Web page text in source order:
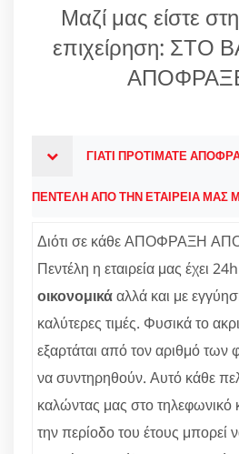
Μαζί μας είστε
επιχείρηση: ΣΤΟ
ΓΙΑΤΙ ΠΡΟΤΙΜΑΤΕ
ΠΕΝΤΕΛΗ ΑΠΟ ΤΗΝ ΕΤΑΙΡΕΙΑ ΜΑΣ
Διότι σε κάθε ΑΠΟΦΡΑΞΗ
Πεντέλη η εταιρεία μας έχει
οικονομικάαλλά και με
καλύτερες τιμές. Φυσικά το
εξαρτάται από τον αριθμό των
να συντηρηθούν. Αυτό κάθε
καλώντας μας στο τηλεφωνικό
την περίοδο του έτους μπορεί